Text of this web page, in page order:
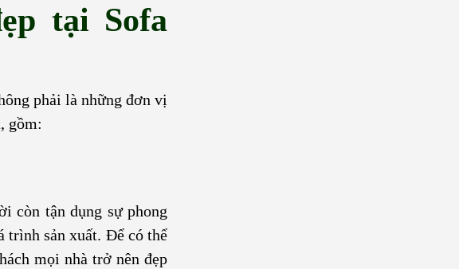
tại Sofa
phải là những đơn vị
gồm:
còn tận dụng sự phong
trình sản xuất. Để có thể
mọi nhà trở nên đẹp